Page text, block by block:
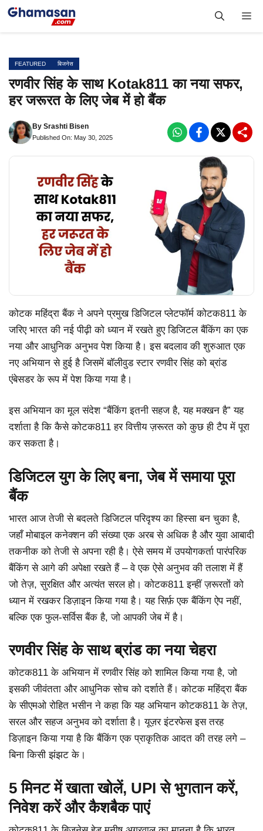
Skip
FEATURED बिजनेस
रणवीर सिंह के साथ Kotak811 का नया सफर,
हर जरूरत के लिए जेब में हो बैंक
By Srashti Bisen
Published On: May 30, 2025
कोटक महिंद्रा बैंक ने अपने प्रमुख डिजिटल प्लेटफॉर्म कोटक811 के
जरिए भारत की नई पीढ़ी को ध्यान में रखते हुए डिजिटल बैंकिंग का एक
नया और आधुनिक अनुभव पेश किया है। इस बदलाव की शुरुआत एक
नए अभियान से हुई है जिसमें बॉलीवुड स्टार रणवीर सिंह को ब्रांड
एंबेसडर के रूप में पेश किया गया है।
इस अभियान का मूल संदेश “बैंकिंग इतनी सहज है, यह मक्खन है” यह
दर्शाता है कि कैसे कोटक811 हर वित्तीय ज़रूरत को कुछ ही टैप में पूरा
कर सकता है।
डिजिटल युग के लिए बना, जेब में समाया पूरा
बैंक
भारत आज तेजी से बदलते डिजिटल परिदृश्य का हिस्सा बन चुका है,
जहाँ मोबाइल कनेक्शन की संख्या एक अरब से अधिक है और युवा आबादी
तकनीक को तेजी से अपना रही है। ऐसे समय में उपयोगकर्ता पारंपरिक
बैंकिंग से आगे की अपेक्षा रखते हैं – वे एक ऐसे अनुभव की तलाश में हैं
जो तेज़, सुरक्षित और अत्यंत सरल हो। कोटक811 इन्हीं ज़रूरतों को
ध्यान में रखकर डिज़ाइन किया गया है। यह सिर्फ़ एक बैंकिंग ऐप नहीं,
बल्कि एक फुल-सर्विस बैंक है, जो आपकी जेब में है।
रणवीर सिंह के साथ ब्रांड का नया चेहरा
कोटक811 के अभियान में रणवीर सिंह को शामिल किया गया है, जो
इसकी जीवंतता और आधुनिक सोच को दर्शाते हैं। कोटक महिंद्रा बैंक
के सीएमओ रोहित भसीन ने कहा कि यह अभियान कोटक811 के तेज़,
सरल और सहज अनुभव को दर्शाता है। यूज़र इंटरफेस इस तरह
डिज़ाइन किया गया है कि बैंकिंग एक प्राकृतिक आदत की तरह लगे –
बिना किसी झंझट के।
5 मिनट में खाता खोलें, UPI से भुगतान करें,
निवेश करें और कैशबैक पाएं